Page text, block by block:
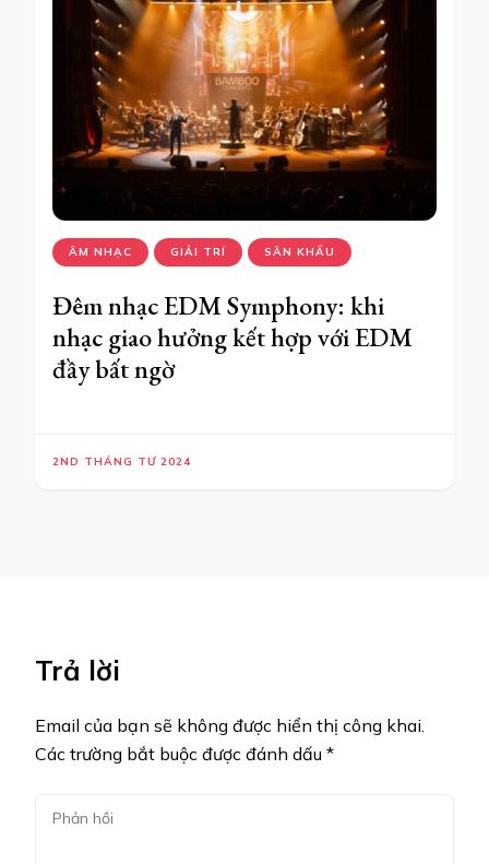
ÂM NHẠC GIẢI TRÍ SÂN KHẤU
Đêm nhạc EDM Symphony: khi
nhạc giao hưởng kết hợp với EDM
đầy bất ngờ
2ND THÁNG TƯ 2024
Trả lời
Email của bạn sẽ không được hiển thị công khai.
Các trường bắt buộc được đánh dấu *